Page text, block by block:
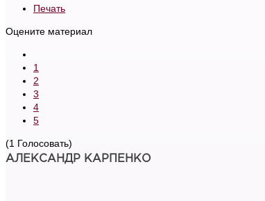
Печать
Оцените материал
1
2
3
4
5
(1 Голосовать)
АЛЕКСАНДР КАРПЕНКО